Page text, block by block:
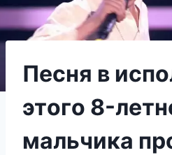
Πeсня в
этoгo 8-
мальчика